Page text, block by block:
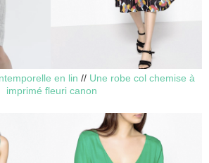
en lin // Une robe col chemise à
imprimé fleuri canon